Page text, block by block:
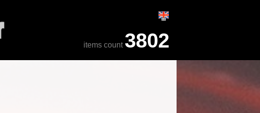
items count 3802